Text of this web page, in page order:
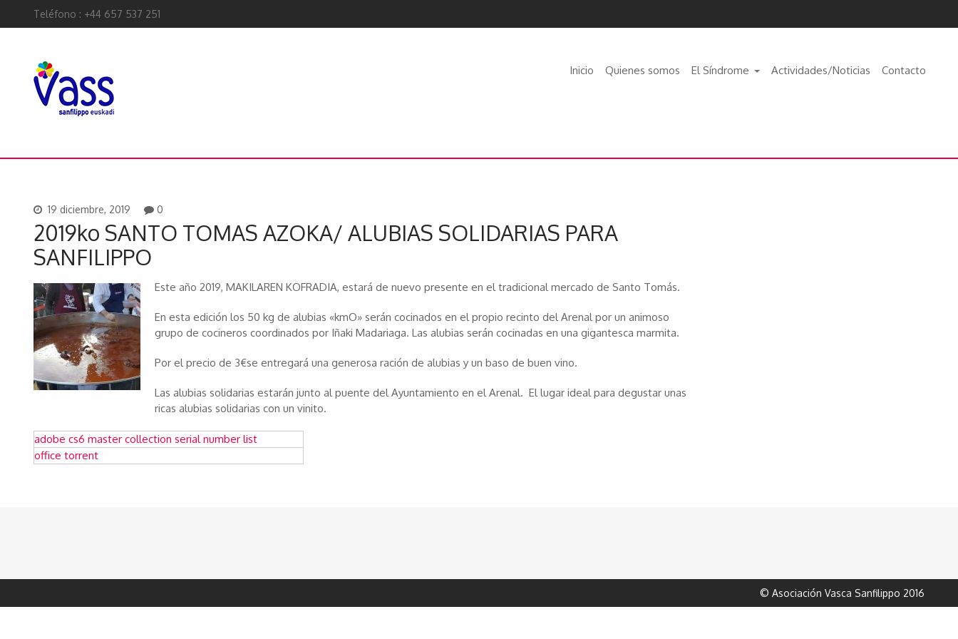
Teléfono : +44 657 537 251
Inicio Quienes somos El Síndrome Actividades/Noticias Contacto
19 diciembre, 2019 0
2019ko SANTO TOMAS AZOKA/ ALUBIAS SOLIDARIAS PARA
SANFILIPPO
Este año 2019, MAKILAREN KOFRADIA, estará de nuevo presente en el tradicional mercado de Santo Tomás.
En esta edición los 50 kg de alubias «kmO» serán cocinados en el propio recinto del Arenal por un animoso
grupo de cocineros coordinados por Iñaki Madariaga. Las alubias serán cocinadas en una gigantesca marmita.
Por el precio de 3€se entregará una generosa ración de alubias y un baso de buen vino.
Las alubias solidarias estarán junto al puente del Ayuntamiento en el Arenal. El lugar ideal para degustar unas
ricas alubias solidarias con un vinito.
adobe cs6 master collection serial number list
office torrent
© Asociación Vasca Sanfilippo 2016